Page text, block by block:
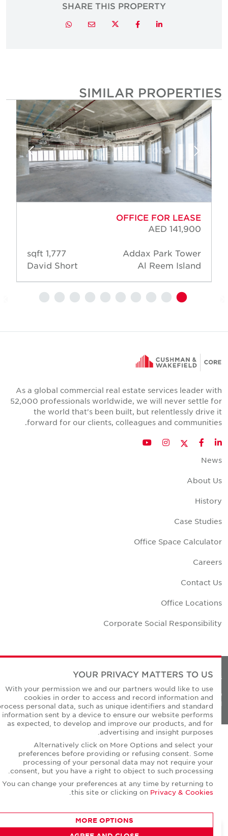
SHARE THIS PROPERTY
LinkedIn
Facebook
Twitter
Email
Whatsapp
SIMILAR PROPERTIES
OFFICE FOR LEASE
AED 141,900
Addax Park Tower
Al Reem Island
1,777 sqft
David Short
As a global commercial real estate services leader with
52,000 professionals worldwide, we will never settle for
the world that's been built, but relentlessly drive it
forward for our clients, colleagues and communities.
LinkedIn
Facebook
Twitter
Instagram
YouTube
News
About Us
History
Case Studies
Office Space Calculator
Careers
Contact Us
Office Locations
Corporate Social Responsibility
Privacy Policies
© Copyright Cushman & Wakefield Core 2026.
All Rights Reserved.
YOUR PRIVACY MATTERS TO US
With your permission we and our partners would like to use
cookies in order to access and record information and
process personal data, such as unique identifiers and standard
information sent by a device to ensure our website performs
as expected, to develop and improve our products, and for
advertising and insight purposes.
Alternatively click on More Options and select your
preferences before providing or refusing consent. Some
processing of your personal data may not require your
consent, but you have a right to object to such processing.
You can change your preferences at any time by returning to
this site or clicking onPrivacy & Cookies
.
MORE OPTIONS